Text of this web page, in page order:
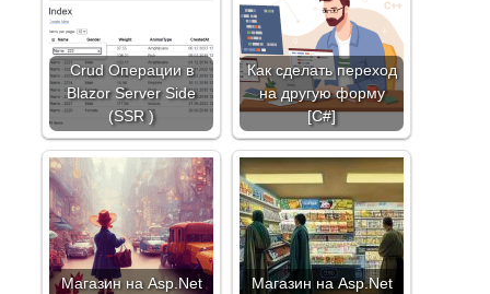
Crud Операции в
Blazor Server Side
(SSR )
Как сделать переход
на другую форму
[C#]
Магазин на Asp.Net
Магазин на Asp.Net